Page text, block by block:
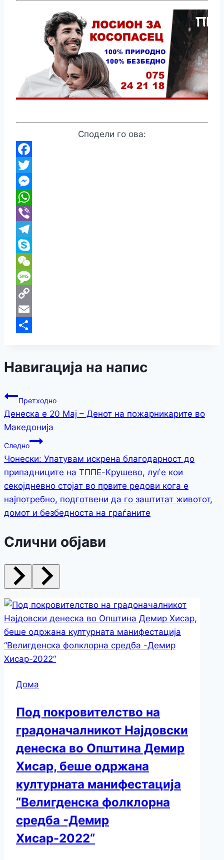
Сподели го ова:
Навигација на напис
Претходно
Денеска е 20 Мај – Денот на пожарникарите во
Македонија
Следно
Чонески: Упатувам искрена благодарност до
припадниците на ТППЕ-Крушево, луѓе кои
секојдневно стојат во првите редови кога е
најпотребно, подготвени да го заштитат животот,
домот и безбедноста на граѓаните
Слични објави
Дома
Под покровителство на
градоначалникот Најдовски
денеска во Општина Демир
Хисар, беше одржана
културната манифестација
“Велигденска фолклорна
средба -Демир
Хисар-2022“